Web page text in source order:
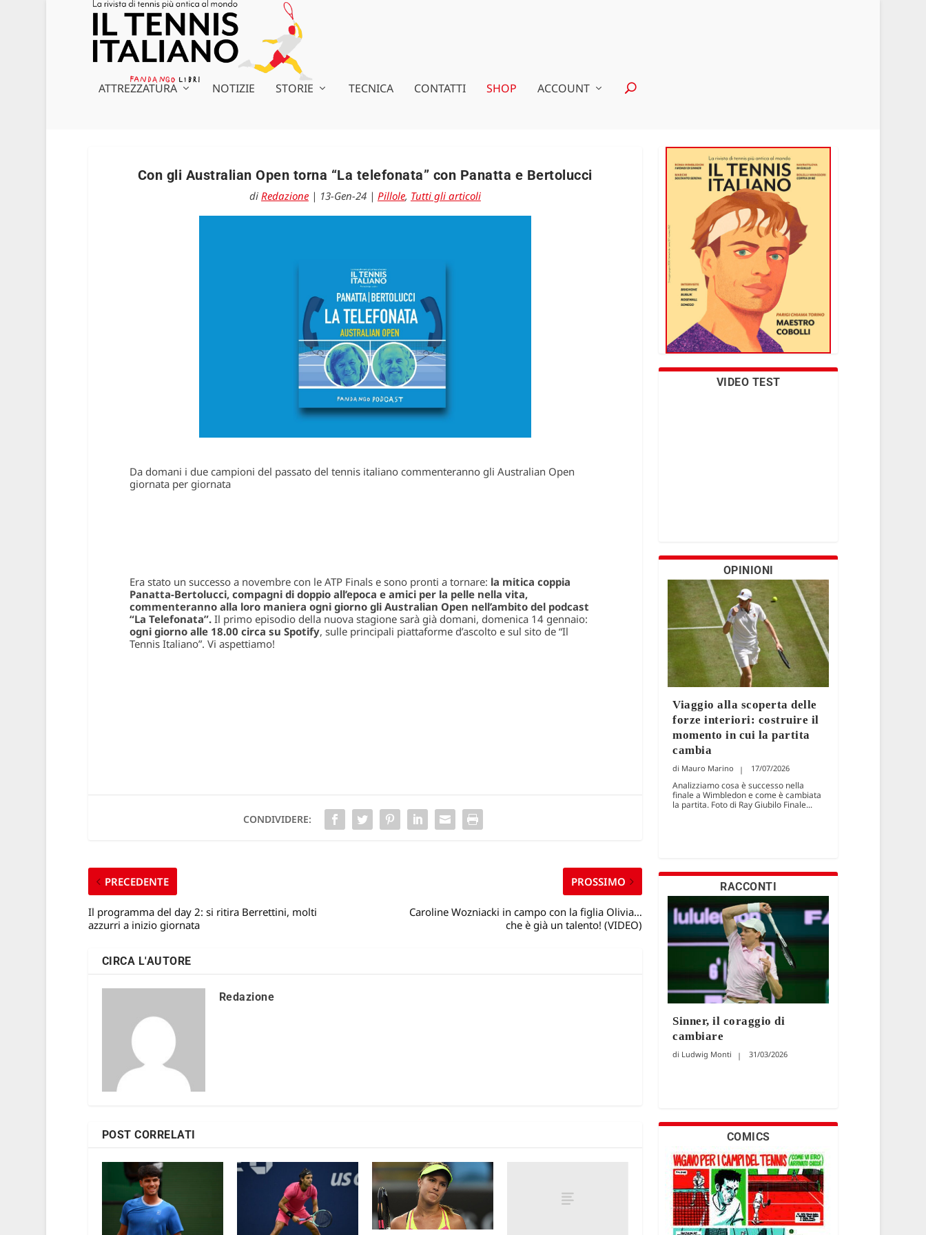
ATTREZZATURA NOTIZIE STORIE TECNICA CONTATTI SHOP ACCOUNT
Con gli Australian Open torna “La telefonata” con Panatta e Bertolucci
di Redazione| 13-Gen-24| Pillole, Tutti gli articoli
Da domani i due campioni del passato del tennis italiano commenteranno gli Australian Open
giornata per giornata
Era stato un successo a novembre con le ATP Finals e sono pronti a tornare: la mitica coppia
Panatta-Bertolucci, compagni di doppio all’epoca e amici per la pelle nella vita,
commenteranno alla loro maniera ogni giorno gli Australian Open nell’ambito del podcast
“La Telefonata”.Il primo episodio della nuova stagione sarà già domani, domenica 14 gennaio:
ogni giorno alle 18.00 circa su Spotify, sulle principali piattaforme d’ascolto e sul sito de “Il
Tennis Italiano”. Vi aspettiamo!
CONDIVIDERE:
PRECEDENTE
Il programma del day 2: si ritira Berrettini, molti
azzurri a inizio giornata
PROSSIMO
Caroline Wozniacki in campo con la figlia Olivia…
che è già un talento! (VIDEO)
CIRCA L'AUTORE
Redazione
POST CORRELATI
VIDEO TEST
OPINIONI
Viaggio alla scoperta delle
forze interiori: costruire il
momento in cui la partita
cambia
Mauro Marino 17/07/2026
Analizziamo cosa è successo nella
finale a Wimbledon e come è cambiata
la partita. Foto di Ray Giubilo Finale...
RACCONTI
Sinner, il coraggio di
cambiare
Ludwig Monti 31/03/2026
COMICS